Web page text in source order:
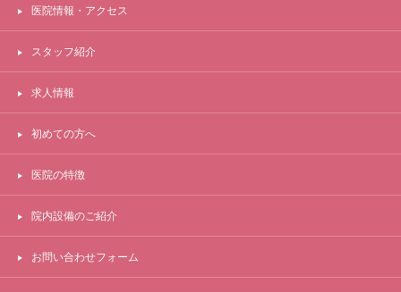
医院情報・アクセス
スタッフ紹介
求人情報
初めての方へ
医院の特徴
院内設備のご紹介
お問い合わせフォーム